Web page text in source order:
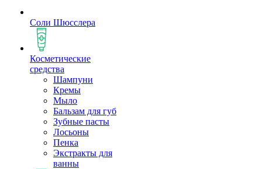
Соли Шюсслера
Косметические
средства
Шампуни
Кремы
Мыло
Бальзам для губ
Зубные пасты
Лосьоны
Пенка
Экстракты для
ванны